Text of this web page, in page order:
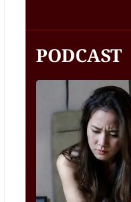
PODCAST